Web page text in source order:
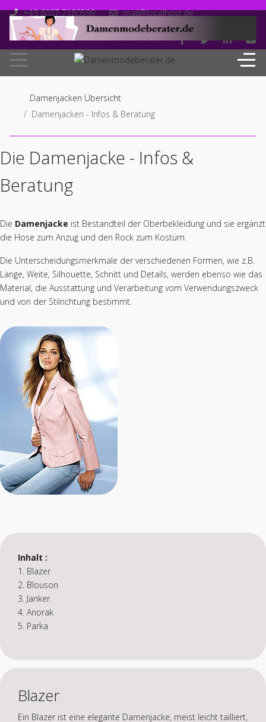
+49 6027 7180599
mail@localhost.de
Mo-Fr: 10.00 - 18.00
Damenjacken Übersicht
Damenjacken - Infos & Beratung
Die Damenjacke - Infos &
Beratung
Die Damenjacke ist Bestandteil der Oberbekleidung und sie ergänzt
die Hose zum Anzug und den Rock zum Kostüm.
Die Unterscheidungsmerkmale der verschiedenen Formen, wie z.B.
Länge, Weite, Silhouette, Schnitt und Details, werden ebenso wie das
Material, die Ausstattung und Verarbeitung vom Verwendungszweck
und von der Stilrichtung bestimmt.
Inhalt :
1. Blazer
2. Blouson
3. Janker
4. Anorak
5. Parka
Blazer
Ein Blazer ist eine elegante Damenjacke, meist leicht tailliert,